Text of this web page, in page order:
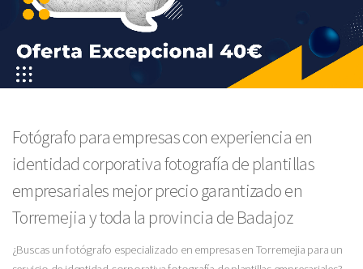
Fotógrafo para empresas con experiencia en
identidad corporativa fotografía de plantillas
empresariales mejor precio garantizado en
Torremejia y toda la provincia de Badajoz
¿Buscas un fotógrafo especializado en empresas en Torremejia para un